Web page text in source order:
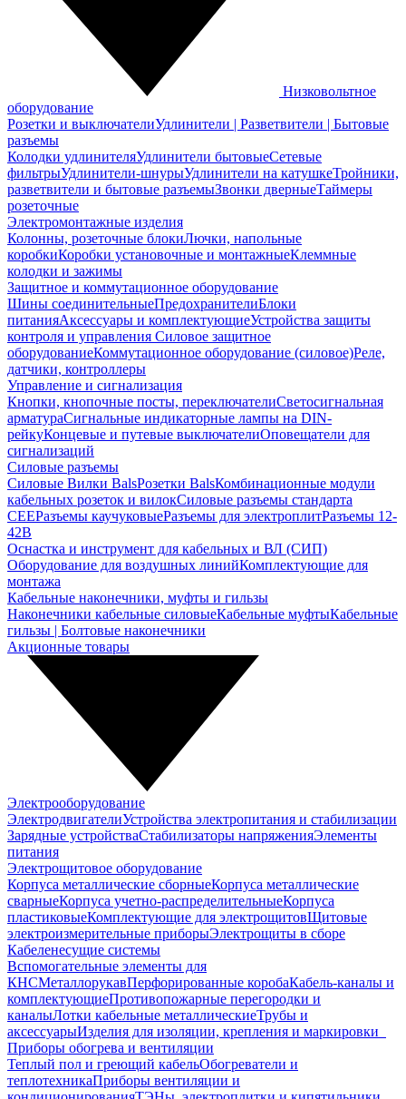
Низковольтное
оборудование
Розетки и выключателиУдлинители | Разветвители | Бытовые
разъемы
Колодки удлинителяУдлинители бытовыеСетевые
фильтрыУдлинители-шнурыУдлинители на катушкеТройники,
разветвители и бытовые разъемыЗвонки дверныеТаймеры
розеточные
Электромонтажные изделия
Колонны, розеточные блокиЛючки, напольные
коробкиКоробки установочные и монтажныеКлеммные
колодки и зажимы
Защитное и коммутационное оборудование
Шины соединительныеПредохранителиБлоки
питанияАксессуары и комплектующиеУстройства защиты
контроля и управления Силовое защитное
оборудованиеКоммутационное оборудование (силовое)Реле,
датчики, контроллеры
Управление и сигнализация
Кнопки, кнопочные посты, переключателиСветосигнальная
арматураСигнальные индикаторные лампы на DIN-
рейкуКонцевые и путевые выключателиОповещатели для
сигнализаций
Силовые разъемы
Силовые Вилки BalsРозетки BalsКомбинационные модули
кабельных розеток и вилокСиловые разъемы стандарта
CEEРазъемы каучуковыеРазъемы для электроплитРазъемы 12-
42В
Оснастка и инструмент для кабельных и ВЛ (СИП)
Оборудование для воздушных линийКомплектующие для
монтажа
Кабельные наконечники, муфты и гильзы
Наконечники кабельные силовыеКабельные муфтыКабельные
гильзы | Болтовые наконечники
Акционные товары
Электрооборудование
ЭлектродвигателиУстройства электропитания и стабилизации
Зарядные устройстваСтабилизаторы напряженияЭлементы
питания
Электрощитовое оборудование
Корпуса металлические сборныеКорпуса металлические
сварныеКорпуса учетно-распределительныеКорпуса
пластиковыеКомплектующие для электрощитовЩитовые
электроизмерительные приборыЭлектрощиты в сборе
Кабеленесущие системы
Вспомогательные элементы для
КНСМеталлорукавПерфорированные коробаКабель-каналы и
комплектующиеПротивопожарные перегородки и
каналыЛотки кабельные металлическиеТрубы и
аксессуарыИзделия для изоляции, крепления и маркировки
Приборы обогрева и вентиляции
Теплый пол и греющий кабельОбогреватели и
теплотехникаПриборы вентиляции и